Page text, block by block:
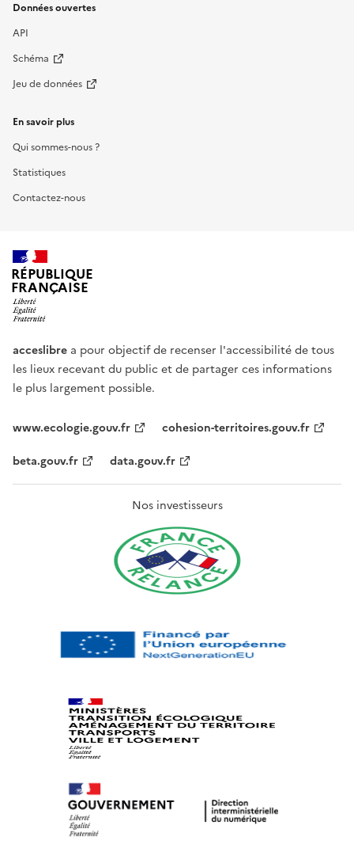
Données ouvertes
API
Schéma
Jeu de données
En savoir plus
Qui sommes-nous ?
Statistiques
Contactez-nous
RÉPUBLIQUE
FRANÇAISE
acceslibre a pour objectif de recenser l'accessibilité de tous
les lieux recevant du public et de partager ces informations
le plus largement possible.
www.ecologie.gouv.fr
cohesion-territoires.gouv.fr
beta.gouv.fr
data.gouv.fr
Nos investisseurs